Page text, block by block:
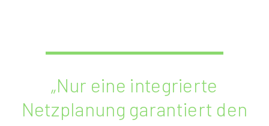
„Nur eine integrierte
Netzplanung garantiert den